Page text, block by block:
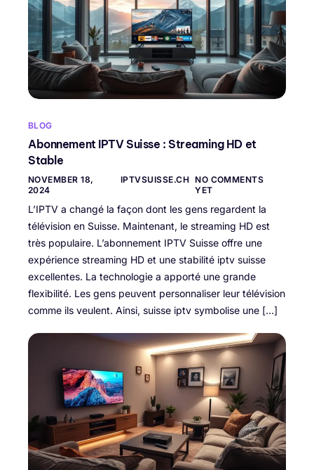
BLOG
Abonnement IPTV Suisse : Streaming HD et
Stable
NOVEMBER 18,
2024
IPTVSUISSE.CH
NO COMMENTS
YET
L’IPTV a changé la façon dont les gens regardent la
télévision en Suisse. Maintenant, le streaming HD est
très populaire. L’abonnement IPTV Suisse offre une
expérience streaming HD et une stabilité iptv suisse
excellentes. La technologie a apporté une grande
flexibilité. Les gens peuvent personnaliser leur télévision
comme ils veulent. Ainsi, suisse iptv symbolise une […]